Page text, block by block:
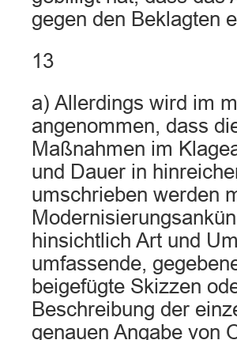
gegen den Beklagten
13
a) Allerdings wird im
angenommen, dass
Maßnahmen im
und Dauer in
umschrieben werden
hinsichtlich Art und
umfassende,
beigefügte Skizzen
Beschreibung der
genauen Angabe von